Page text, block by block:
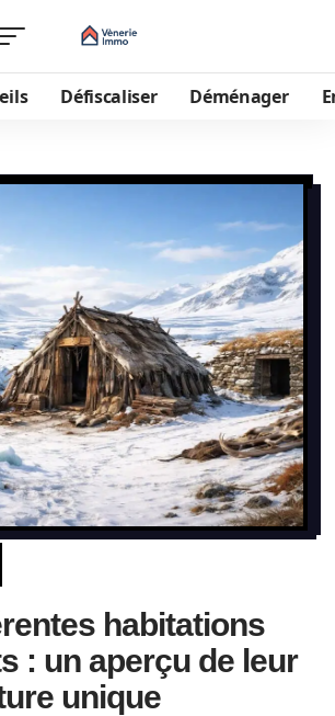
Défiscaliser Déménager
habitations
: un aperçu de leur
unique